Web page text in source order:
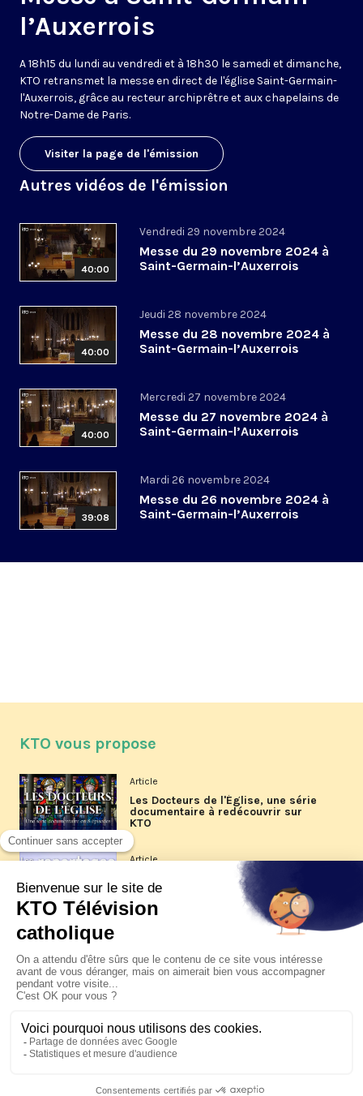
l’Auxerrois
A 18h15 du lundi au vendredi et à 18h30 le samedi et dimanche,
KTO retransmet la messe en direct de l'église Saint-Germain-
l'Auxerrois, grâce au recteur archiprêtre et aux chapelains de
Notre-Dame de Paris.
Visiter la page de l'émission
Autres vidéos de l'émission
40:00
Vendredi 29 novembre 2024
Messe du 29 novembre 2024 à
Saint-Germain-l’Auxerrois
40:00
Jeudi 28 novembre 2024
Messe du 28 novembre 2024 à
Saint-Germain-l’Auxerrois
40:00
Mercredi 27 novembre 2024
Messe du 27 novembre 2024 à
Saint-Germain-l’Auxerrois
39:08
Mardi 26 novembre 2024
Messe du 26 novembre 2024 à
Saint-Germain-l’Auxerrois
KTO vous propose
Article
Les Docteurs de l'Église, une série
documentaire à redécouvrir sur
KTO
Article
Les reportages d'été 2026 de KTO
La visite pastorale du pape Léon
XIV à Assise à suivre sur KTO le
jeudi 6 août
Le pape en Uruguay, Argentine et
Pérou du 6 au 17 novembre 2026